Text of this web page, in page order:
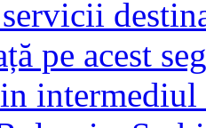
pe acest